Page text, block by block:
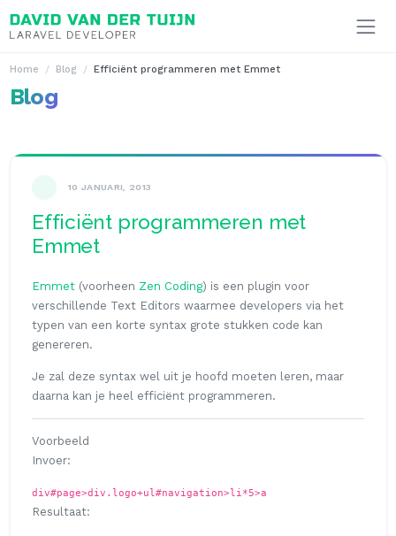
Ga naar inhoud
Home Blog Efficiënt programmeren met Emmet
Blog
10 JANUARI, 2013
Efficiënt programmeren met
Emmet
Emmet (voorheen Zen Coding) is een plugin voor
verschillende Text Editors waarmee developers via het
typen van een korte syntax grote stukken code kan
genereren.
Je zal deze syntax wel uit je hoofd moeten leren, maar
daarna kan je heel efficiënt programmeren.
Voorbeeld
Invoer:
div#page>div.logo+ul#navigation>li*5>a
Resultaat: